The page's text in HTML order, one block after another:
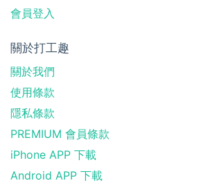
會員登入
關於打工趣
關於我們
使用條款
隱私條款
PREMIUM 會員條款
iPhone APP 下載
Android APP 下載